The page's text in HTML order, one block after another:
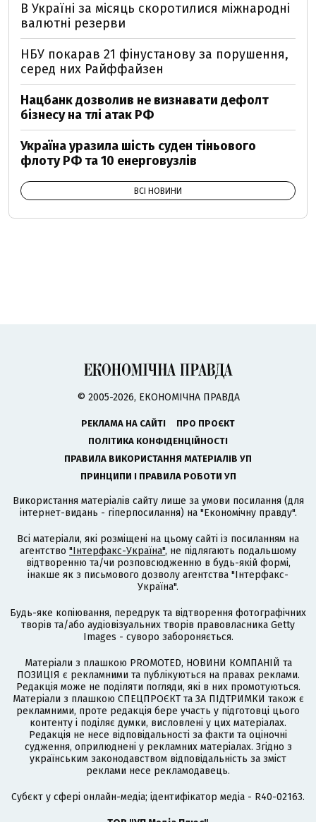
В Україні за місяць скоротилися міжнародні
валютні резерви
НБУ покарав 21 фінустанову за порушення,
серед них Райффайзен
Нацбанк дозволив не визнавати дефолт
бізнесу на тлі атак РФ
Україна уразила шість суден тіньового
флоту РФ та 10 енерговузлів
ВСІ НОВИНИ
© 2005-2026, ЕКОНОМІЧНА ПРАВДА
РЕКЛАМА НА САЙТІ
ПРО ПРОЄКТ
ПОЛІТИКА КОНФІДЕНЦІЙНОСТІ
ПРАВИЛА ВИКОРИСТАННЯ МАТЕРІАЛІВ УП
ПРИНЦИПИ І ПРАВИЛА РОБОТИ УП
Використання матеріалів сайту лише за умови посилання (для
інтернет-видань - гіперпосилання) на "Економічну правду".
Всі матеріали, які розміщені на цьому сайті із посиланням на
агентство "Інтерфакс-Україна", не підлягають подальшому
відтворенню та/чи розповсюдженню в будь-якій формі,
інакше як з письмового дозволу агентства "Інтерфакс-
Україна".
Будь-яке копіювання, передрук та відтворення фотографічних
творів та/або аудіовізуальних творів правовласника Getty
Images - суворо забороняється.
Матеріали з плашкою PROMOTED, НОВИНИ КОМПАНІЙ та
ПОЗИЦІЯ є рекламними та публікуються на правах реклами.
Редакція може не поділяти погляди, які в них промотуються.
Матеріали з плашкою СПЕЦПРОЄКТ та ЗА ПІДТРИМКИ також є
рекламними, проте редакція бере участь у підготовці цього
контенту і поділяє думки, висловлені у цих матеріалах.
Редакція не несе відповідальності за факти та оціночні
судження, оприлюднені у рекламних матеріалах. Згідно з
українським законодавством відповідальність за зміст
реклами несе рекламодавець.
Cубєкт у сфері онлайн-медіа; ідентифікатор медіа - R40-02163.